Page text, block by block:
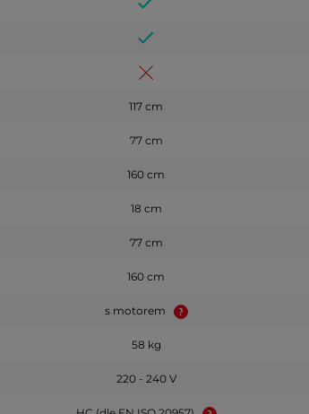
117 cm
77 cm
160 cm
18 cm
77 cm
160 cm
s motorem
58 kg
220 - 240 V